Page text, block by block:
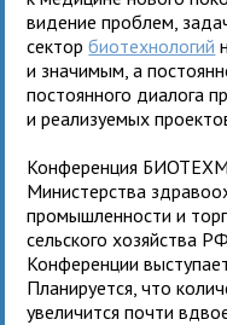
видение проблем,
секторбиотехнологий
и значимым, а
постоянного диалога
и реализуемых
Конференция
Министерства
промышленности и
сельского хозяйства
Конференции
Планируется, что
увеличится почти